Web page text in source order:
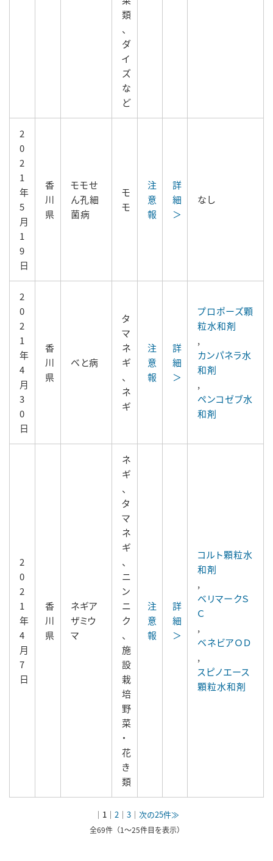
類
、
ダ
イ
ズ
な
ど
2
0
2
1
年
5
月
1
9
日
香
川
県
モモせ
ん孔細
菌病
モ
モ
注
意
報
詳
細
＞
なし
2
0
2
1
年
4
月
3
0
日
香
川
県
ベと病
タ
マ
ネ
ギ
、
ネ
ギ
注
意
報
詳
細
＞
プロポーズ顆
粒水和剤
,
カンパネラ水
和剤
,
ペンコゼブ水
和剤
2
0
2
1
年
4
月
7
日
香
川
県
ネギア
ザミウ
マ
ネ
ギ
、
タ
マ
ネ
ギ
、
ニ
ン
ニ
ク
、
施
設
栽
培
野
菜
・
花
き
類
注
意
報
詳
細
＞
コルト顆粒水
和剤
,
ベリマークＳ
Ｃ
,
ベネビアＯＤ
,
スピノエース
顆粒水和剤
｜ 1｜ 2｜ 3｜ 次の25件≫
全69件（1～25件目を表示）